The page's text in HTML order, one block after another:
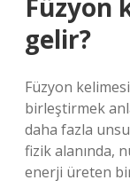
Füzyon
gelir?
Füzyon
birleştirmek
daha fazla
fizik alanında,
enerji üreten